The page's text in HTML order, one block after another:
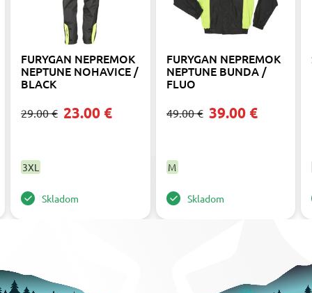
FURYGAN NEPREMOK
NEPTUNE NOHAVICE /
BLACK
29.00 € 23.00 €
3XL
Skladom
FURYGAN NEPREMOK
NEPTUNE BUNDA /
FLUO
49.00 € 39.00 €
M
Skladom